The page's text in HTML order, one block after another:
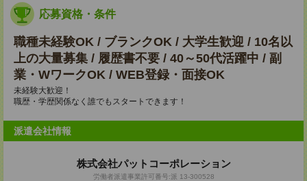
応募資格・条件
職種未経験OK / ブランクOK / 大学生歓迎 / 10名以
上の大量募集 / 履歴書不要 / 40～50代活躍中 / 副
業・WワークOK / WEB登録・面接OK
未経験大歓迎！
職歴・学歴関係なく誰でもスタートできます！
派遣会社情報
株式会社パットコーポレーション
労働者派遣事業許可番号:派 13-300528